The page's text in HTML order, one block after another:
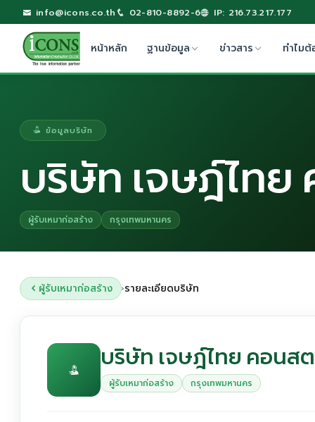
info@icons.co.th 02-810-8892-6 IP: 216.73.217.177
หน้าหลัก ฐานข้อมูล ข่าวสาร ทำไมต้
ข้อมูลบริษัท
บริษัท เจษฎ์ไท
ผู้รับเหมาก่อสร้าง กรุงเทพมหานคร
ผู้รับเหมาก่อสร้าง ›รายละเอียดบริษัท
บริษัท เจษฎ์ไทย คอนส
ผู้รับเหมาก่อสร้าง กรุงเทพมหานคร